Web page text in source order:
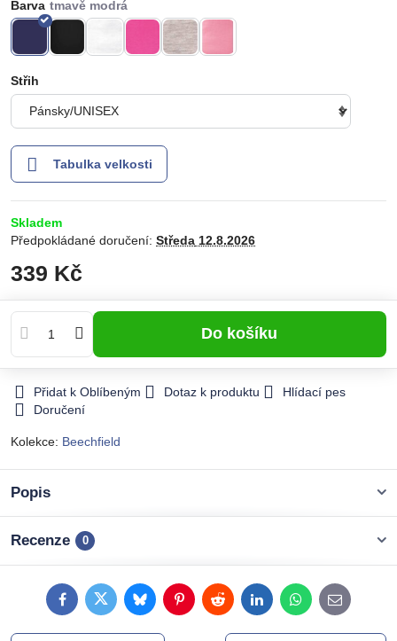
Barva
Střih
Tabulka velkosti
Skladem
Předpokládané doručení: Středa 12.8.2026
339 Kč
Do košíku
Přidat k Oblíbeným Dotaz k produktu
Hlídací pes
Doručení
Kolekce: Beechfield
Popis
Recenze 0
FacebookTwitterBlueskyPinterestRedditLinkedInWhatsApp
E-
mail